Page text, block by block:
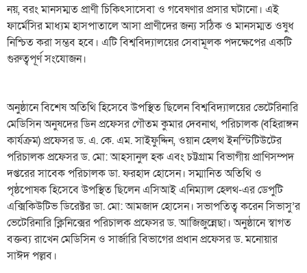
নয়, বরং মানসম্মত প্রাণী চিকিৎসাসেবা ও গবেষণার প্রসার ঘটানো। এই
ফার্মেসির মাধ্যম হাসপাতালে আসা প্রাণীদের জন্য সঠিক ও মানসম্মত ওষুধ
নিশ্চিত করা সম্ভব হবে। এটি বিশ্ববিদ্যালয়ের সেবামূলক পদক্ষেপের একটি
গুরুত্বপূর্ণ সংযোজন।
অনুষ্ঠানে বিশেষ অতিথি হিসেবে উপস্থিত ছিলেন বিশ্ববিদ্যালয়ের ভেটেরিনারি
মেডিসিন অনুষদের ডিন প্রফেসর গৌতম কুমার দেবনাথ, পরিচালক (বহিরাঙ্গন
কার্যক্রম) প্রফেসর ড. এ. কে. এম. সাইফুদ্দিন, ওয়ান হেলথ ইনস্টিটিউটের
পরিচালক প্রফেসর ড. মো: আহসানুল হক এবং চট্টগ্রাম বিভাগীয় প্রাণিসম্পদ
দপ্তরের সাবেক পরিচালক ডা. ফরহাদ হোসেন। সম্মানিত অতিথি ও
পৃষ্ঠপোষক হিসেবে উপস্থিত ছিলেন এসিআই এনিম্যাল হেলথ-এর ডেপুটি
এক্সিকিউটিভ ডিরেক্টর ডা. মো: আমজাদ হোসেন। সভাপতিত্ব করেন সিভাসু’র
ভেটেরিনারি ক্লিনিক্সের পরিচালক প্রফেসর ড. আজিজুন্নেছা। অনুষ্ঠানে স্বাগত
বক্তব্য রাখেন মেডিসিন ও সার্জারি বিভাগের প্রধান প্রফেসর ড. মনোয়ার
সাঈদ পল্লব।